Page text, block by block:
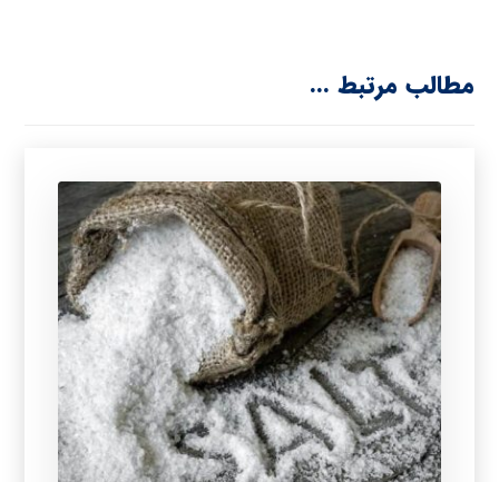
مطالب مرتبط ...